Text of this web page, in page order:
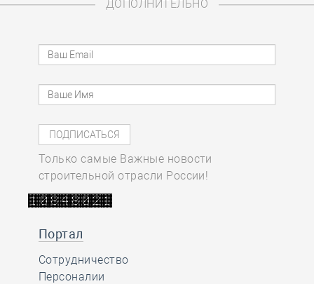
ДОПОЛНИТЕЛЬНО
Только самые Важные новости
строительной отрасли России!
Портал
Сотрудничество
Персоналии